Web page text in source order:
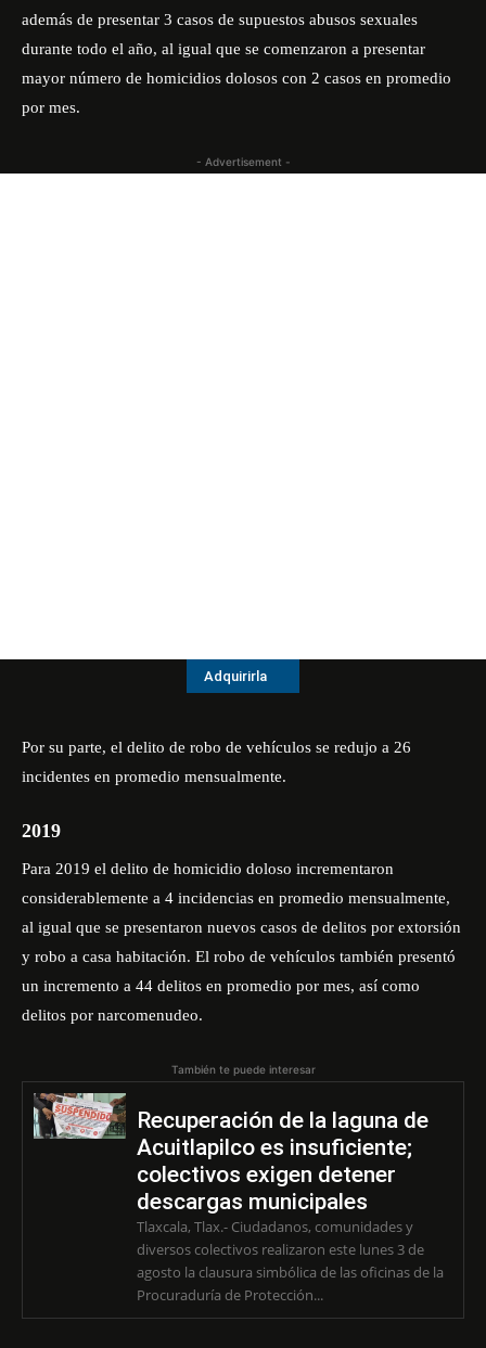
además de presentar 3 casos de supuestos abusos sexuales
durante todo el año, al igual que se comenzaron a presentar
mayor número de homicidios dolosos con 2 casos en promedio
por mes.
- Advertisement -
Adquirirla
Por su parte, el delito de robo de vehículos se redujo a 26
incidentes en promedio mensualmente.
2019
Para 2019 el delito de homicidio doloso incrementaron
considerablemente a 4 incidencias en promedio mensualmente,
al igual que se presentaron nuevos casos de delitos por extorsión
y robo a casa habitación. El robo de vehículos también presentó
un incremento a 44 delitos en promedio por mes, así como
delitos por narcomenudeo.
También te puede interesar
Recuperación de la laguna de
Acuitlapilco es insuficiente;
colectivos exigen detener
descargas municipales
Tlaxcala, Tlax.- Ciudadanos, comunidades y
diversos colectivos realizaron este lunes 3 de
agosto la clausura simbólica de las oficinas de la
Procuraduría de Protección...